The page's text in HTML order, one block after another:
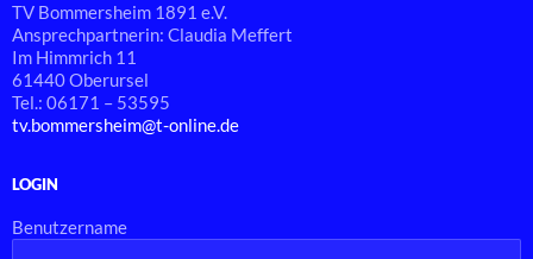
TV Bommersheim 1891 e.V.
Ansprechpartnerin: Claudia Meffert
Im Himmrich 11
61440 Oberursel
Tel.: 06171 – 53595
tv.bommersheim@t-online.de
LOGIN
Benutzername